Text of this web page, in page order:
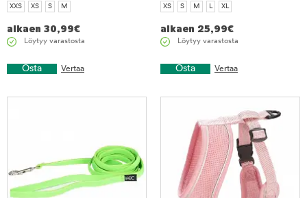
XXS XS S M
alkaen 30,99€
Löytyy varastosta
Osta Vertaa
XS S M L XL
alkaen 25,99€
Löytyy varastosta
Osta Vertaa